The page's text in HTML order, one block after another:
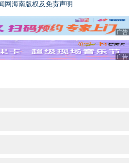
网海南版权及免责声明
广告
广告